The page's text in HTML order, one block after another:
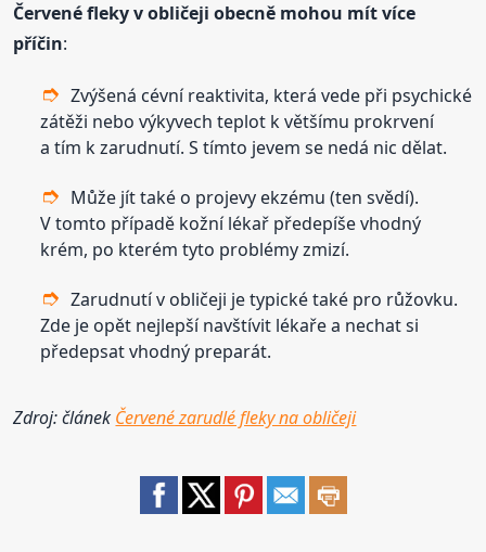
Červenéflekyv obličeji obecně mohou mít více
příčin:
Zvýšená cévní reaktivita, která vede při psychické
zátěži nebo výkyvech teplot k většímu prokrvení
a tím k zarudnutí. S tímto jevem se nedá nic dělat.
Může jít také o projevy ekzému (ten svědí).
V tomto případě kožní lékař předepíše vhodný
krém, po kterém tyto problémy zmizí.
Zarudnutí v obličeji je typické také pro růžovku.
Zde je opět nejlepší navštívit lékaře a nechat si
předepsat vhodný preparát.
Zdroj: článek Červené zarudlé fleky na obličeji